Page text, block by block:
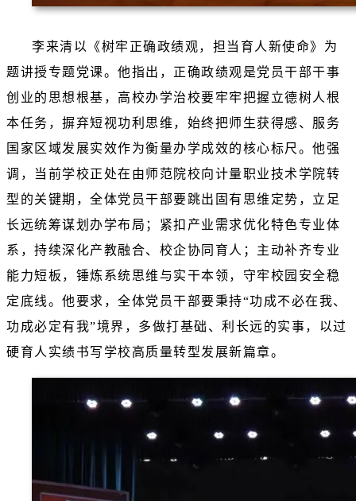
李来清以《树牢正确政绩观，担当育人新使命》为
题讲授专题党课。他指出，正确政绩观是党员干部干事
创业的思想根基，高校办学治校要牢牢把握立德树人根
本任务，摒弃短视功利思维，始终把师生获得感、服务
国家区域发展实效作为衡量办学成效的核心标尺。他强
调，当前学校正处在由师范院校向计量职业技术学院转
型的关键期，全体党员干部要跳出固有思维定势，立足
长远统筹谋划办学布局；紧扣产业需求优化特色专业体
系，持续深化产教融合、校企协同育人；主动补齐专业
能力短板，锤炼系统思维与实干本领，守牢校园安全稳
定底线。他要求，全体党员干部要秉持“功成不必在我、
功成必定有我”境界，多做打基础、利长远的实事，以过
硬育人实绩书写学校高质量转型发展新篇章。